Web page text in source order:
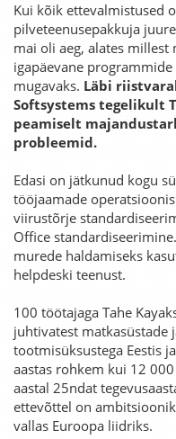
Kui kõik ettevalmistused
pilveteenusepakkuja
mai oli aeg, alates
igapäevane
mugavaks. Läbi
Softsystems tegelikult
peamiselt
probleemid.
Edasi on jätkunud kogu
tööjaamade
viirustõrje
Office
murede haldamiseks
helpdeski teenust.
100 töötajaga Tahe
juhtivatest matkasüstade
tootmisüksustega Eestis
aastas rohkem kui 12
aastal 25ndat
ettevõttel on
vallas Euroopa liidriks.